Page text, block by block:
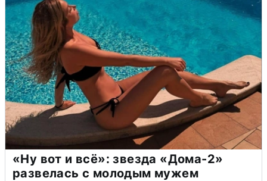
«Ну вот и всё»: звезда «Дома-2»
развелась с молодым мужем